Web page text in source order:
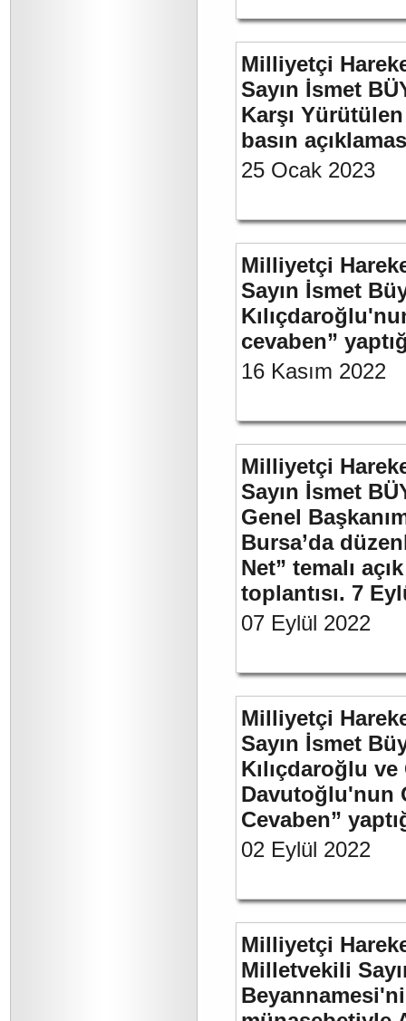
Milliyetçi
Sayın İsmet
Karşı Yürütülen
basın
25 Ocak 2023
Milliyetçi
Sayın İsmet
cevaben”
16 Kasım 2022
Milliyetçi
Sayın İsmet
Genel
Bursa’da
Net” temalı
toplantısı. 7
07 Eylül 2022
Milliyetçi
Sayın İsmet
Kılıçdaroğlu
Davutoğlu'nun
Cevaben”
02 Eylül 2022
Milliyetçi
Milletvekili